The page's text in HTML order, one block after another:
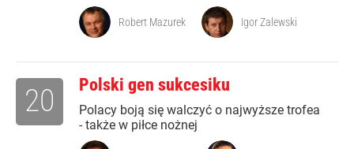
Robert Mazurek Igor Zalewski
Polski gen sukcesiku
Polacy boją się walczyć o najwyższe trofea
- także w piłce nożnej
20